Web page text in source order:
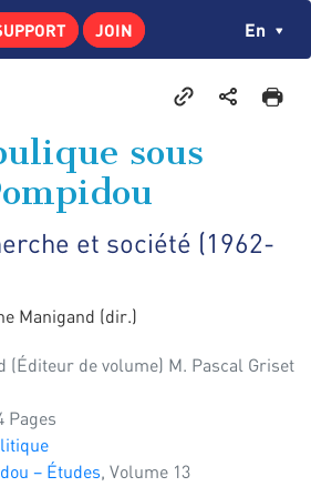
DE RECHERCHES
NEWS
JOIN En
sous
et société (1962-
Manigand (dir.)
(Éditeur de volume) M. Pascal Griset
Pages
– Études, Volume 13